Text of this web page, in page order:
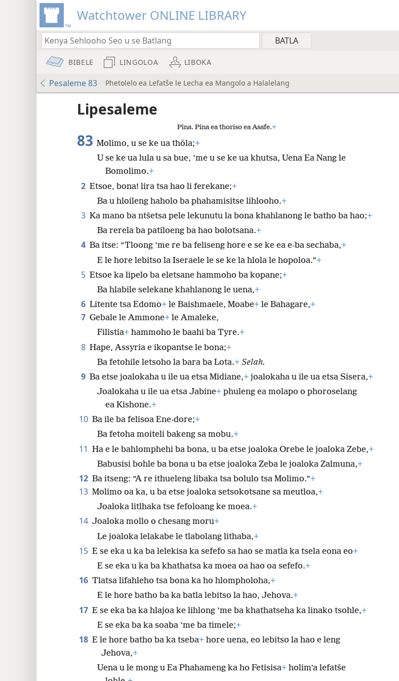
Watchtower ONLINE LIBRARY
BIBELE LINGOLOA LIBOKA
Pesaleme 83 Phetolelo ea Lefatše le Lecha ea Mangolo a Halalelang
Lipesaleme
Pina. Pina ea thoriso ea Asafe.+
83 Molimo, u se ke ua thōla;+
U se ke ua lula u sa bue, ’me u se ke ua khutsa, Uena Ea Nang le
Bomolimo.+
2 Etsoe, bona! lira tsa hao li ferekane;+
Ba u hloileng haholo ba phahamisitse lihlooho.+
3 Ka mano ba ntšetsa pele lekunutu la bona khahlanong le batho ba hao;+
Ba rerela ba patiloeng ba hao bolotsana.+
4 Ba itse: “Tloong ’me re ba feliseng hore e se ke ea e-ba sechaba,+
E le hore lebitso la Iseraele le se ke la hlola le hopoloa.”+
5 Etsoe ka lipelo ba eletsane hammoho ba kopane;+
Ba hlabile selekane khahlanong le uena,+
6 Litente tsa Edomo+ le Baishmaele, Moabe+ le Bahagare,+
7 Gebale le Ammone+ le Amaleke,
Filistia+ hammoho le baahi ba Tyre.+
8 Hape, Assyria e ikopantse le bona;+
Ba fetohile letsoho la bara ba Lota.+ Selah.
9 Ba etse joalokaha u ile ua etsa Midiane,+ joalokaha u ile ua etsa Sisera,+
Joalokaha u ile ua etsa Jabine+ phuleng ea molapo o phoroselang
ea Kishone.+
10 Ba ile ba felisoa Ene-dore;+
Ba fetoha moiteli bakeng sa mobu.+
11 Ha e le bahlomphehi ba bona, u ba etse joaloka Orebe le joaloka Zebe,+
Babusisi bohle ba bona u ba etse joaloka Zeba le joaloka Zalmuna,+
12 Ba itseng: “A re ithueleng libaka tsa bolulo tsa Molimo.”+
13 Molimo oa ka, u ba etse joaloka setsokotsane sa meutloa,+
Joaloka litlhaka tse fefoloang ke moea.+
14 Joaloka mollo o chesang moru+
Le joaloka lelakabe le tlabolang lithaba,+
15 E se eka u ka ba lelekisa ka sefefo sa hao se matla ka tsela eona eo+
E se eka u ka ba khathatsa ka moea oa hao oa sefefo.+
16 Tlatsa lifahleho tsa bona ka ho hlompholoha,+
E le hore batho ba ka batla lebitso la hao, Jehova.+
17 E se eka ba ka hlajoa ke lihlong ’me ba khathatseha ka linako tsohle,+
E se eka ba ka soaba ’me ba timele;+
18 E le hore batho ba ka tseba+ hore uena, eo lebitso la hao e leng
Jehova,+
Uena u le mong u Ea Phahameng ka ho Fetisisa+ holim’a lefatše